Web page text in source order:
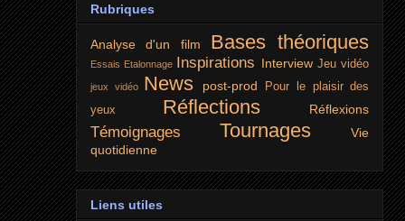
Rubriques
Analyse d'un film Bases théoriques
Essais Etalonnage Inspirations Interview Jeu vidéo
jeux vidéo News post-prod
Pour le plaisir des
yeux
Réflections Réflexions
Témoignages Tournages
Vie
quotidienne
Liens utiles